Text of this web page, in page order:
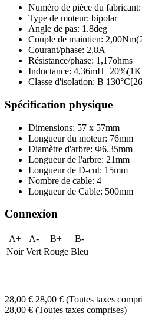
Numéro de pièce du
Type de moteur: bipolar
Angle de pas: 1.8deg
Couple de maintien:
Courant/phase: 2,8A
Résistance/phase: 1,17ohms
Inductance:
Classe d'isolation: B
Spécification physique
Dimensions: 57 x 57mm
Longueur du moteur: 76mm
Diamètre d'arbre: Φ6.35mm
Longueur de l'arbre: 21mm
Longueur de D-cut: 15mm
Nombre de cable: 4
Longueur de Cable: 500mm
Connexion
A+ A- B+
B-
Noir Vert Rouge Bleu
28,00 € 28,00€ (Toutes taxes
28,00 € (Toutes taxes comprises)